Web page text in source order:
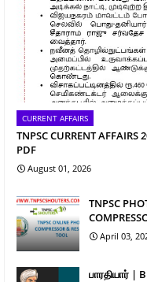
CURRENT AFFAIRS
TNPSC CURRENT AFFAIRS
PDF
August 01, 2026
TNPSC
April 03,
பாரதியார் |